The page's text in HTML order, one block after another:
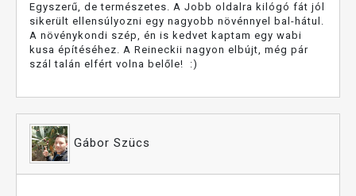
Egyszerű, de természetes. A Jobb oldalra kilógó fát jól
sikerült ellensúlyozni egy nagyobb növénnyel bal-hátul.
A növénykondi szép, én is kedvet kaptam egy wabi
kusa építéséhez. A Reineckii nagyon elbújt, még pár
szál talán elfért volna belőle! :)
Gábor Szücs